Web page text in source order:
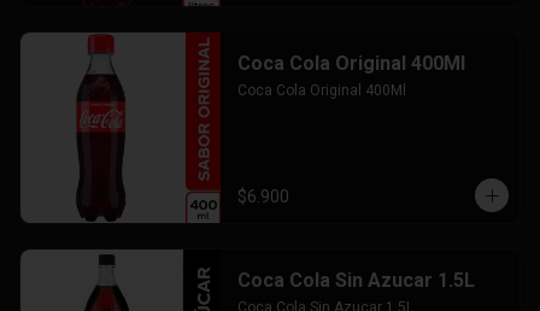
Coca Cola Original 400Ml
Coca Cola Original 400Ml
$6.900
Coca Cola Sin Azucar 1.5L
Coca Cola Sin Azucar 1.5L